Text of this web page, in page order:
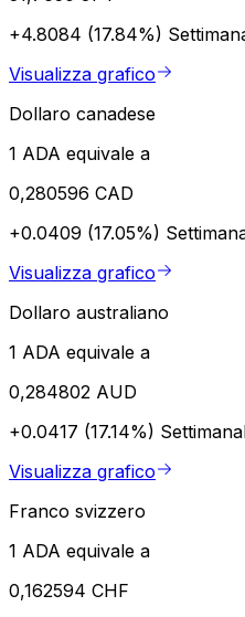
+4.8084 (17.84%)
Visualizza grafico
Dollaro canadese
1 ADA equivale a
0,280596 CAD
+0.0409 (17.05%)
Visualizza grafico
Dollaro australiano
1 ADA equivale a
0,284802 AUD
+0.0417 (17.14%)
Visualizza grafico
Franco svizzero
1 ADA equivale a
0,162594 CHF